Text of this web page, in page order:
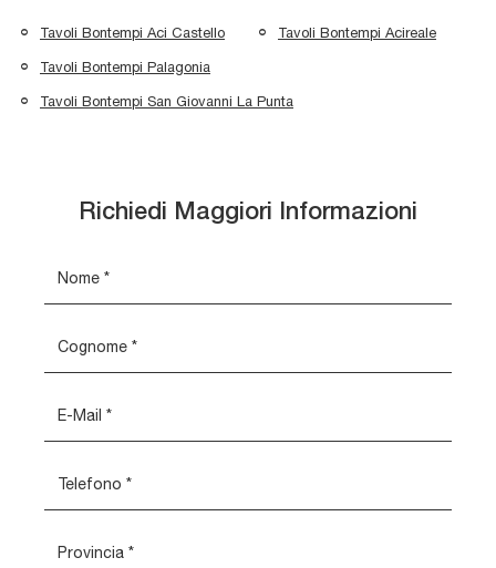
Tavoli Bontempi Aci Castello Tavoli Bontempi Acireale
Tavoli Bontempi Palagonia
Tavoli Bontempi San Giovanni La Punta
Richiedi Maggiori Informazioni